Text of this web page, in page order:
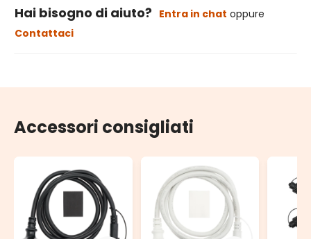
Hai bisogno di aiuto? Entra in chat oppure
Contattaci
Accessori consigliati